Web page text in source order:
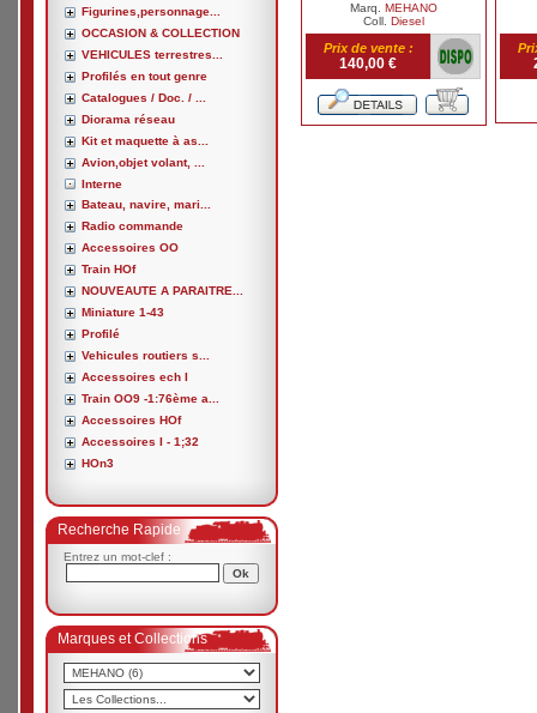
Figurines,personnage...
OCCASION & COLLECTION
VEHICULES terrestres...
Profilés en tout genre
Catalogues / Doc. / ...
Diorama réseau
Kit et maquette à as...
Avion,objet volant, ...
Interne
Bateau, navire, mari...
Radio commande
Accessoires OO
Train HOf
NOUVEAUTE A PARAITRE...
Miniature 1-43
Profilé
Vehicules routiers s...
Accessoires ech I
Train OO9 -1:76ème a...
Accessoires HOf
Accessoires I - 1;32
HOn3
Recherche Rapide
Entrez un mot-clef :
Marques et Collections
Marq. MEHANO
Coll. Diesel
Prix de vente :
140,00 €